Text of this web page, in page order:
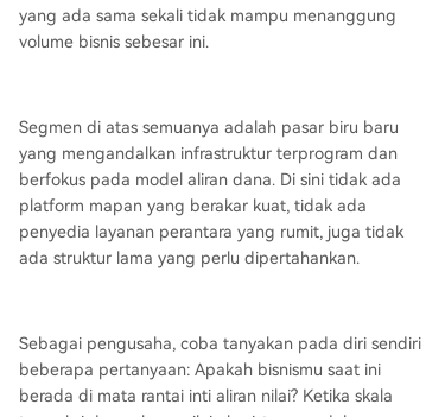
yang ada sama sekali tidak mampu menanggung
volume bisnis sebesar ini.
Segmen di atas semuanya adalah pasar biru baru
yang mengandalkan infrastruktur terprogram dan
berfokus pada model aliran dana. Di sini tidak ada
platform mapan yang berakar kuat, tidak ada
penyedia layanan perantara yang rumit, juga tidak
ada struktur lama yang perlu dipertahankan.
Sebagai pengusaha, coba tanyakan pada diri sendiri
beberapa pertanyaan: Apakah bisnismu saat ini
berada di mata rantai inti aliran nilai? Ketika skala